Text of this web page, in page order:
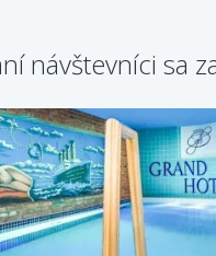
návštevníci sa